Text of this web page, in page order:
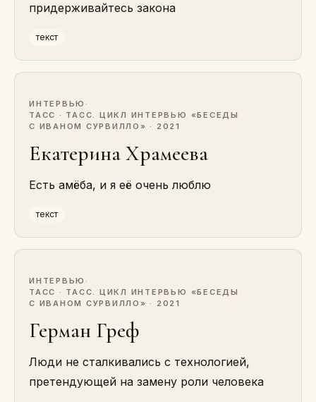
придерживайтесь закона
текст
ИНТЕРВЬЮ ·
ТАСС · ТАСС. ЦИКЛ ИНТЕРВЬЮ «БЕСЕДЫ
С ИВАНОМ СУРВИЛЛО» · 2021
Екатерина Храмеева
Есть амёба, и я её очень люблю
текст
ИНТЕРВЬЮ ·
ТАСС · ТАСС. ЦИКЛ ИНТЕРВЬЮ «БЕСЕДЫ
С ИВАНОМ СУРВИЛЛО» · 2021
Герман Греф
Люди не сталкивались с технологией,
претендующей на замену роли человека